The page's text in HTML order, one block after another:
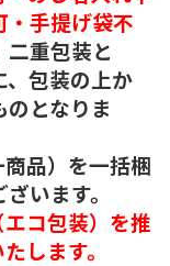
・手提げ袋不
二重包装と
、包装の上か
となりま
品）を一括梱
います。
コ包装）を推
します。